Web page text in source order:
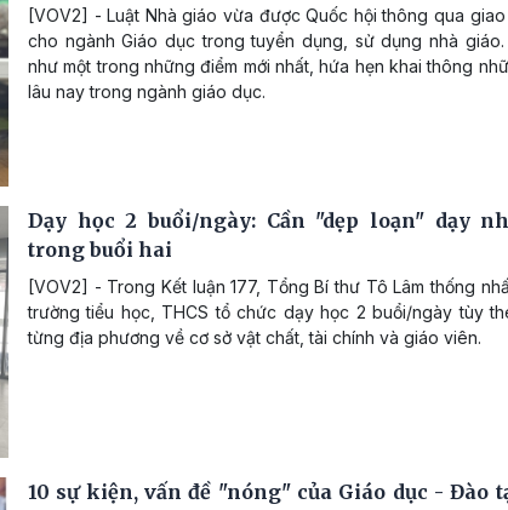
[VOV2] - Luật Nhà giáo vừa được Quốc hội thông qua
cho ngành Giáo dục trong tuyển dụng, sử dụng nhà
như một trong những điểm mới nhất, hứa hẹn khai thông
lâu nay trong ngành giáo dục.
Dạy học 2 buổi/ngày: Cần "dẹp loạn" dạy
trong buổi hai
[VOV2] - Trong Kết luận 177, Tổng Bí thư Tô Lâm thống
trường tiểu học, THCS tổ chức dạy học 2 buổi/ngày tùy
từng địa phương về cơ sở vật chất, tài chính và giáo viên.
10 sự kiện, vấn đề "nóng" của Giáo dục - Đào